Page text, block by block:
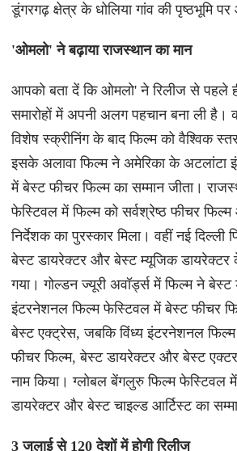
डूंगरगढ़ क्षेत्र के धोलिया गांव की पृष्ठभूमि
'ओमलो' ने बढ़ाया राजस्थान का मान
आपको बता दें कि ओमलो' ने रिलीज से पहले
समारोहों में अपनी अलग पहचान बना ली है।
विशेष स्क्रीनिंग के बाद फिल्म को वैश्विक
इसके अलावा फिल्म ने अमेरिका के अटलांटा
में बेस्ट फीचर फिल्म का सम्मान जीता।
फेस्टिवल में फिल्म को सर्वश्रेष्ठ फीचर फिल्म
निर्देशक का पुरस्कार मिला। वहीं नई
बेस्ट डायरेक्टर और बेस्ट म्यूजिक डायरेक्टर
गया। गोल्डन ज्यूरी अवॉर्ड्स में फिल्म ने बेस्ट
इंटरनेशनल फिल्म फेस्टिवल में बेस्ट फीचर
बेस्ट एक्ट्रेस, जबकि विंध्य इंटरनेशनल
फीचर फिल्म, बेस्ट डायरेक्टर और बेस्ट
नाम किया। ग्लोबल बेंगलुरु फिल्म फेस्टिवल
डायरेक्टर और बेस्ट चाइल्ड आर्टिस्ट का
3 जुलाई से 120 देशों में होगी रिलीज